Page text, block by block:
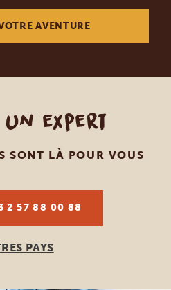
AVENTURE
un expert
SONT LÀ POUR VOUS
2 57 88 00 88
PAYS